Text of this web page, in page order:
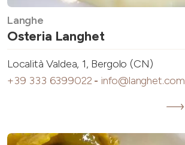
Langhe
Osteria Langhet
Località Valdea, 1, Bergolo (CN)
+39 333 6399022 - info@langhet.com